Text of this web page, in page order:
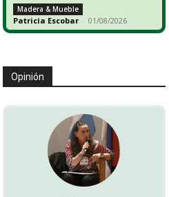
Madera & Mueble
Patricia Escobar - 01/08/2026
Opinión